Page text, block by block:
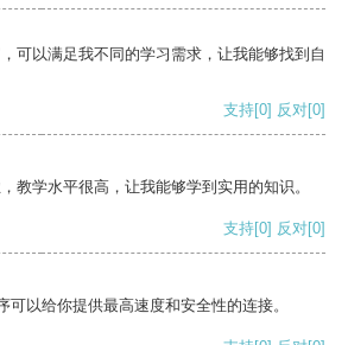
可以满足我不同的学习需求，让我能够找到自
支持[0] 反对[0]
教学水平很高，让我能够学到实用的知识。
支持[0] 反对[0]
可以给你提供最高速度和安全性的连接。